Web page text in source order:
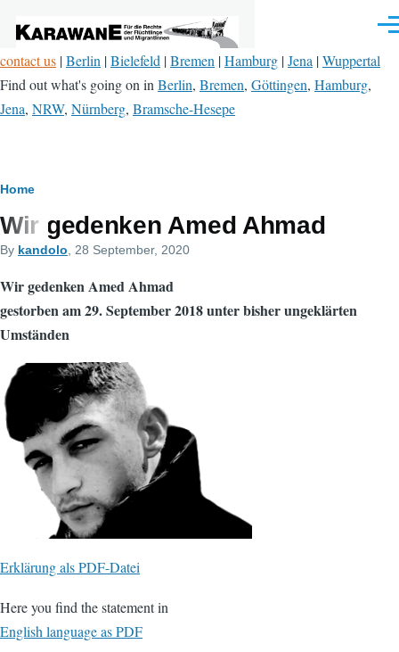
contact us |Berlin |Bielefeld |Bremen |Hamburg |Jena |Wuppertal
Find out what's going on in Berlin, Bremen, Göttingen, Hamburg,
Jena, NRW, Nürnberg, Bramsche-Hesepe
Breadcrumb
Home
Wir gedenken Amed Ahmad
By kandolo , 28 September, 2020
Wir gedenken Amed Ahmad
gestorben am 29. September 2018 unter bisher ungeklärten
Umständen
Erklärung als PDF-Datei
Here you find the statement in
English language as PDF